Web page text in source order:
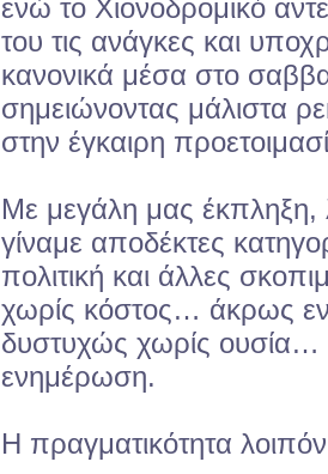
ενώ το Χιονοδρομικό
του τις ανάγκες και
κανονικά μέσα στο
σημειώνοντας μάλιστα
στην έγκαιρη
Με μεγάλη μας έκπληξη,
γίναμε αποδέκτες
πολιτική και άλλες
χωρίς κόστος… άκρως
δυστυχώς χωρίς
ενημέρωση.
Η πραγματικότητα λοιπόν